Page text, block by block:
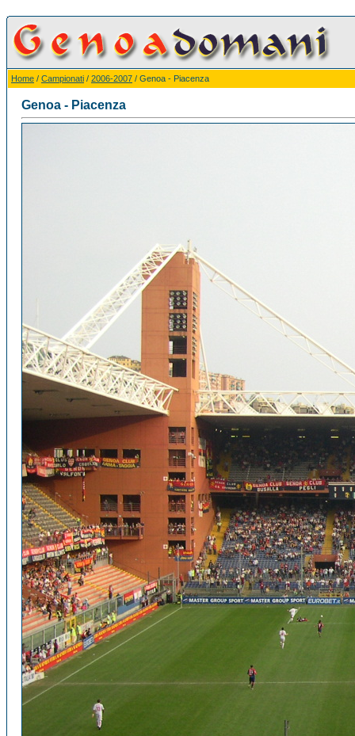
Home / Campionati / 2006-2007 / Genoa - Piacenza
Genoa - Piacenza